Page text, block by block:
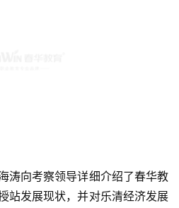
涛向考察领导详细介绍了春华教
站发展现状，并对乐清经济发展